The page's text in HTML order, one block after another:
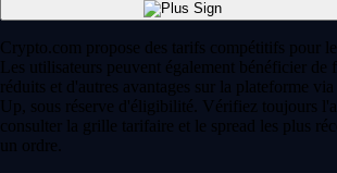
Qu'est-ce qu'un portefeuille crypto ?
Que vous découvriez les cryptomonnaies ou
utilisateur expérimenté, un outil reste
crypto. Ce guide vous permet de comprendre
choisir la solution la plus adaptée à vos besoins.